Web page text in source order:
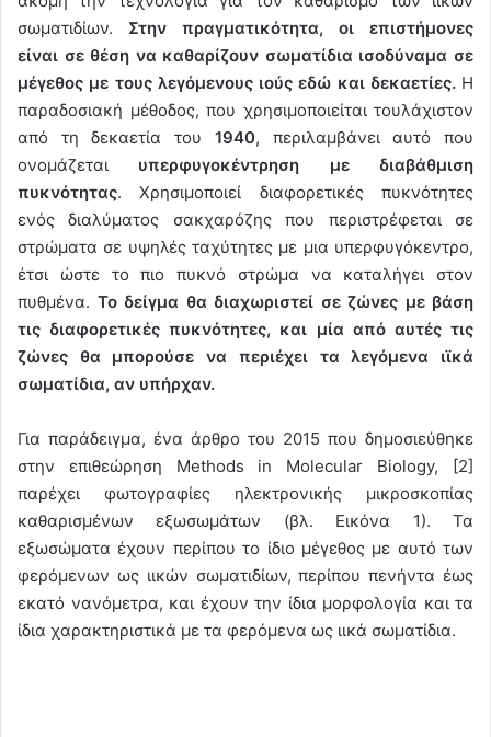
σωματιδίων. Στην πραγματικότητα, οι επιστήμονες
είναι σε θέση να καθαρίζουν σωματίδια ισοδύναμα σε
μέγεθος με τους λεγόμενους ιούς εδώ και δεκαετίες.Η
παραδοσιακή μέθοδος, που χρησιμοποιείται τουλάχιστον
από τη δεκαετία του 1940, περιλαμβάνει αυτό που
ονομάζεται υπερφυγοκέντρηση με διαβάθμιση
πυκνότητας. Χρησιμοποιεί διαφορετικές πυκνότητες
ενός διαλύματος σακχαρόζης που περιστρέφεται σε
στρώματα σε υψηλές ταχύτητες με μια υπερφυγόκεντρο,
έτσι ώστε το πιο πυκνό στρώμα να καταλήγει στον
πυθμένα. Το δείγμα θα διαχωριστεί σε ζώνες με βάση
τις διαφορετικές πυκνότητες, και μία από αυτές τις
ζώνες θα μπορούσε να περιέχει τα λεγόμενα ιϊκά
σωματίδια, αν υπήρχαν.
Για παράδειγμα, ένα άρθρο του 2015 που δημοσιεύθηκε
στην επιθεώρηση Methods in Molecular Biology, [2]
παρέχει φωτογραφίες ηλεκτρονικής μικροσκοπίας
καθαρισμένων εξωσωμάτων (βλ. Εικόνα 1). Τα
εξωσώματα έχουν περίπου το ίδιο μέγεθος με αυτό των
φερόμενων ως ιικών σωματιδίων, περίπου πενήντα έως
εκατό νανόμετρα, και έχουν την ίδια μορφολογία και τα
ίδια χαρακτηριστικά με τα φερόμενα ως ιικά σωματίδια.